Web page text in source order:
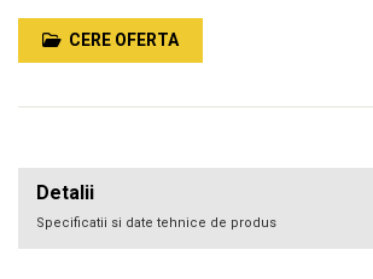
CERE OFERTA
Detalii
Specificatii si date tehnice de produs